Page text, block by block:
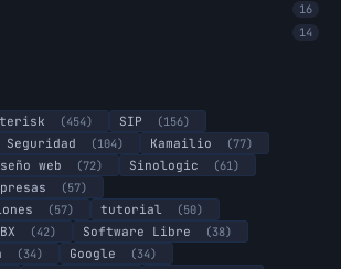
16
14
(454) SIP
(156)
Seguridad (104) Kamailio
(77)
web (72) Sinologic
(61)
(57)
(57) tutorial
(50)
(42) Software Libre
(38)
(34) Google
(34)